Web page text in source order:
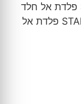
רצועת השעון עשויה מחומר STAINLESS STEEL פלדת אל